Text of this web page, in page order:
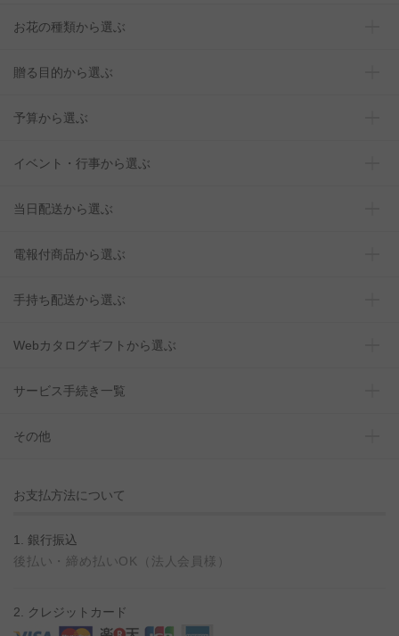
お花の種類から選ぶ
贈る目的から選ぶ
予算から選ぶ
イベント・行事から選ぶ
当日配送から選ぶ
電報付商品から選ぶ
手持ち配送から選ぶ
Webカタログギフトから選ぶ
サービス手続き一覧
その他
お支払方法について
1. 銀行振込
後払い・締め払いOK（法人会員様）
2. クレジットカード